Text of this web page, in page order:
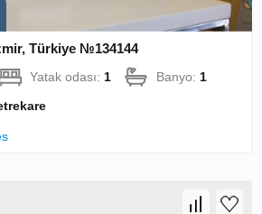
Türkiye №134144
Yatak odası: 1 Banyo: 1